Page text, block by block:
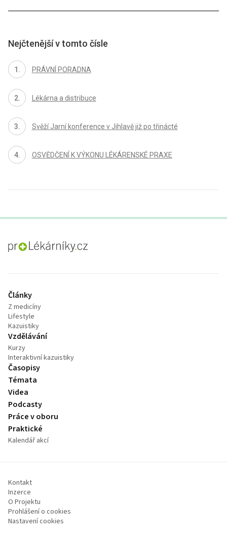
Nejčtenější v tomto čísle
PRÁVNÍ PORADNA
Lékárna a distribuce
Svěží Jarní konference v Jihlavě již po třinácté
OSVĚDČENÍ K VÝKONU LÉKÁRENSKÉ PRAXE
proLékaře.cz
Články
Z medicíny
Lifestyle
Kazuistiky
Vzdělávání
Kurzy
Interaktivní kazuistiky
Časopisy
Témata
Videa
Podcasty
Práce v oboru
Praktické
Kalendář akcí
Kontakt
Inzerce
O Projektu
Prohlášení o cookies
Nastavení cookies